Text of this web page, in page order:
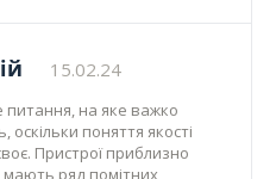
15.02.24
питання, на яке важко
оскільки поняття якості
Пристрої приблизно
мають ряд помітних